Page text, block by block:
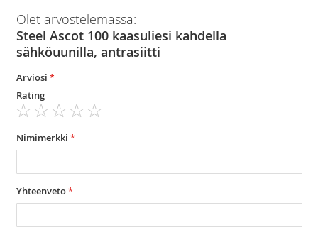
Olet arvostelemassa:
Steel Ascot 100 kaasuliesi kahdella
sähköuunilla, antrasiitti
Arviosi
Rating
star
stars
stars
stars
stars
Nimimerkki
Yhteenveto